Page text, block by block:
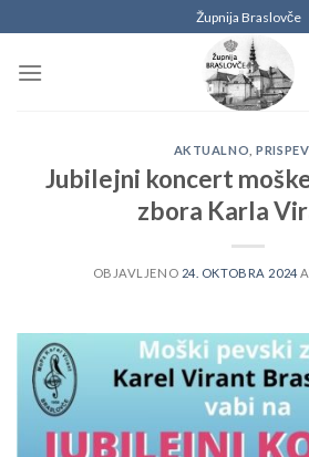
na
vsebino
Župnija Braslovče
AKTUALNO ,
Jubilejni koncert
zbora Karla
OBJAVLJENO 24. OKTOBRA 2024